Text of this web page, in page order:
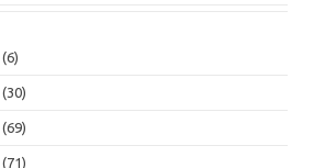
(6)
(30)
(69)
(71)